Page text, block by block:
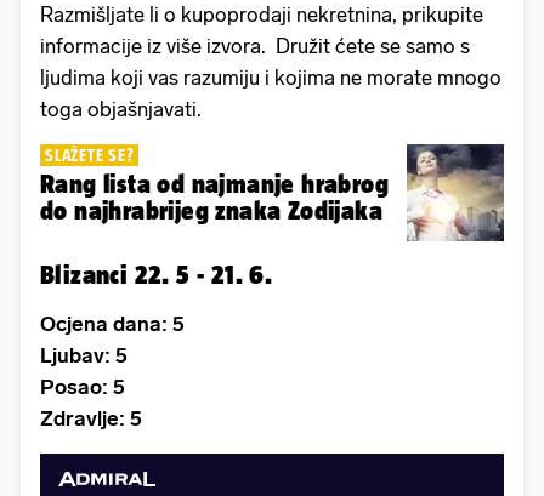
Razmišljate li o kupoprodaji nekretnina, prikupite
informacije iz više izvora. Družit ćete se samo s
ljudima koji vas razumiju i kojima ne morate mnogo
toga objašnjavati.
SLAŽETE SE?
Rang lista od najmanje hrabrog
do najhrabrijeg znaka Zodijaka
Blizanci 22. 5 - 21. 6.
Ocjena dana: 5
Ljubav: 5
Posao: 5
Zdravlje: 5